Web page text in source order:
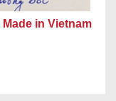
in Vietnam